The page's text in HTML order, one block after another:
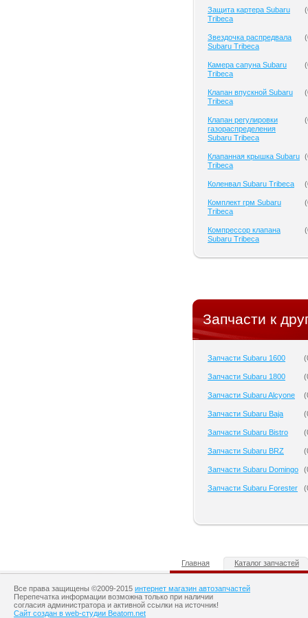
Защита картера Subaru
Tribeca
(
Звездочка распредвала
Subaru Tribeca
(
Камера сапуна Subaru
Tribeca
(
Клапан впускной Subaru
Tribeca
(
Клапан регулировки
газораспределения
Subaru Tribeca
(
Клапанная крышка Subaru
Tribeca
(
Коленвал Subaru Tribeca (
Комплект грм Subaru
Tribeca
(
Компрессор клапана
Subaru Tribeca
(
Запчасти к
Запчасти Subaru 1600 (
Запчасти Subaru 1800 (
Запчасти Subaru Alcyone (
Запчасти Subaru Baja (
Запчасти Subaru Bistro (
Запчасти Subaru BRZ (
Запчасти Subaru Domingo (
Запчасти Subaru Forester (
Главная Каталог запчастей
Все права защищены ©2009-2015 интернет магазин автозапчастей
Перепечатка информации возможна только при наличии
согласия администратора и активной ссылки на источник!
Сайт создан в web-студии Beatom.net